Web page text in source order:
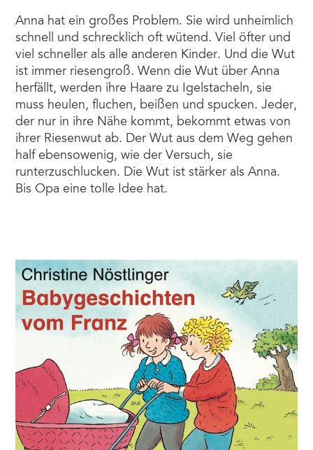
Anna hat ein großes Problem. Sie wird unheimlich
schnell und schrecklich oft wütend. Viel öfter und
viel schneller als alle anderen Kinder. Und die Wut
ist immer riesengroß. Wenn die Wut über Anna
herfällt, werden ihre Haare zu Igelstacheln, sie
muss heulen, fluchen, beißen und spucken. Jeder,
der nur in ihre Nähe kommt, bekommt etwas von
ihrer Riesenwut ab. Der Wut aus dem Weg gehen
half ebensowenig, wie der Versuch, sie
runterzuschlucken. Die Wut ist stärker als Anna.
Bis Opa eine tolle Idee hat.